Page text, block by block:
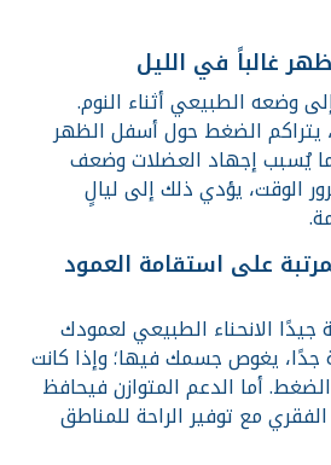
وضعه الطبيعي أثناء النوم.
يتراكم الضغط حول أسفل الظهر
يُسبب إجهاد العضلات وضعف
الوقت، يؤدي ذلك إلى ليالٍ
على استقامة العمود
جيدًا الانحناء الطبيعي لعمودك
جدًا، يغوص جسمك فيها؛ وإذا كانت
أما الدعم المتوازن فيحافظ
مع توفير الراحة للمناطق